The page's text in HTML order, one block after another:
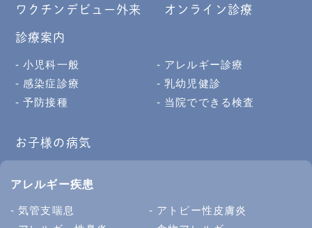
ワクチンデビュー外来
オンライン診療
診療案内
小児科一般
アレルギー診療
感染症診療
乳幼児健診
予防接種
当院でできる検査
お子様の病気
アレルギー疾患
気管支喘息
アトピー性皮膚炎